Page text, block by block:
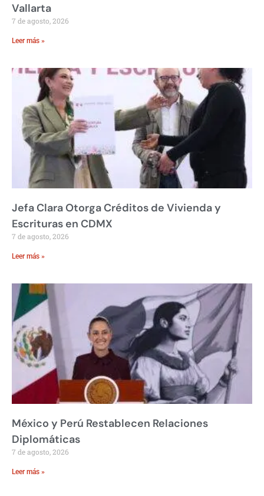
Vallarta
7 de agosto, 2026
Leer más »
Jefa Clara Otorga Créditos de Vivienda y
Escrituras en CDMX
7 de agosto, 2026
Leer más »
México y Perú Restablecen Relaciones
Diplomáticas
7 de agosto, 2026
Leer más »